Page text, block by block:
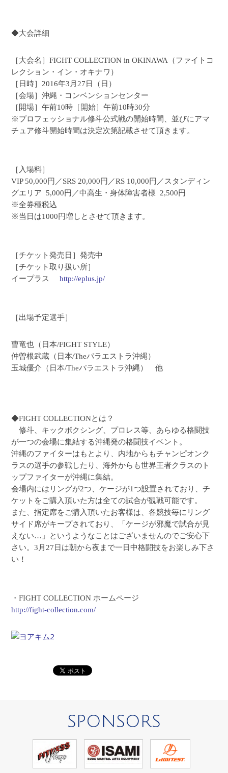
◆大会詳細
［大会名］FIGHT COLLECTION in OKINAWA（ファイトコ
レクション・イン・オキナワ）
［日時］2016年3月27日（日）
［会場］沖縄・コンベンションセンター
［開場］午前10時［開始］午前10時30分
※プロフェッショナル修斗公式戦の開始時間、並びにアマ
チュア修斗開始時間は決定次第記載させて頂きます。
［入場料］
VIP 50,000円／SRS 20,000円／RS 10,000円／スタンディン
グエリア 5,000円／中高生・身体障害者様 2,500円
※全券種税込
※当日は1000円増しとさせて頂きます。
［チケット発売日］発売中
［チケット取り扱い所］
イープラスhttp://eplus.jp/
［出場予定選手］
曹竜也（日本/FIGHT STYLE）
仲曽根武蔵（日本/Theパラエストラ沖縄）
玉城優介（日本/Theパラエストラ沖縄） 他
◆FIGHT COLLECTIONとは？
修斗、キックボクシング、プロレス等、あらゆる格闘技
が一つの会場に集結する沖縄発の格闘技イベント。
沖縄のファイターはもとより、内地からもチャンピオンク
ラスの選手の参戦したり、海外からも世界王者クラスのト
ップファイターが沖縄に集結。
会場内にはリングが2つ、ケージが1つ設置されており、チ
ケットをご購入頂いた方は全ての試合が観戦可能です。
また、指定席をご購入頂いたお客様は、各競技毎にリング
サイド席がキープされており、「ケージが邪魔で試合が見
えない…」というようなことはございませんのでご安心下
さい。3月27日は朝から夜まで一日中格闘技をお楽しみ下さ
い！
・FIGHT COLLECTION ホームページ
http://fight-collection.com/
SPONSORS